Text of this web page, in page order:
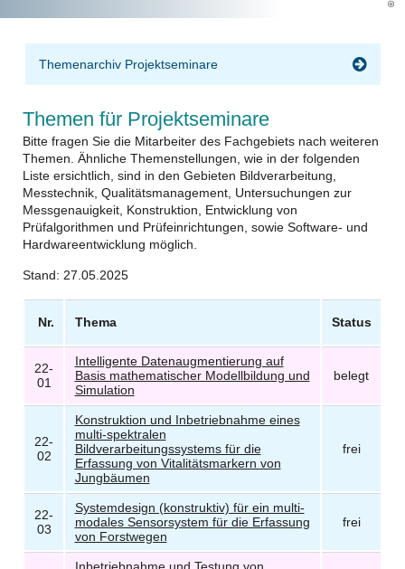
Themenarchiv Projektseminare
Themen für Projektseminare
Bitte fragen Sie die Mitarbeiter des Fachgebiets nach weiteren
Themen. Ähnliche Themenstellungen, wie in der folgenden
Liste ersichtlich, sind in den Gebieten Bildverarbeitung,
Messtechnik, Qualitätsmanagement, Untersuchungen zur
Messgenauigkeit, Konstruktion, Entwicklung von
Prüfalgorithmen und Prüfeinrichtungen, sowie Software- und
Hardwareentwicklung möglich.
Stand: 27.05.2025
Nr. Thema Status
22-
01
Intelligente Datenaugmentierung auf
Basis mathematischer Modellbildung und
Simulation
belegt
22-
02
Konstruktion und Inbetriebnahme eines
multi-spektralen
Bildverarbeitungssystems für die
Erfassung von Vitalitätsmarkern von
Jungbäumen
frei
22-
03
Systemdesign (konstruktiv) für ein multi-
modales Sensorsystem für die Erfassung
von Forstwegen
frei
Inbetriebnahme und Testung von